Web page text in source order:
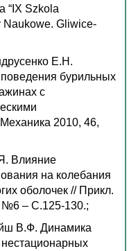
“IX Szkola
Naukowe. Gliwicе-
Е.Н.
бурильных
с
2010, 46,
Влияние
на колебания
оболочек // Прикл.
№6 – С.125-130.;
В.Ф. Динамика